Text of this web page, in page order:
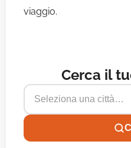
viaggio.
Cerca il
Seleziona una città…